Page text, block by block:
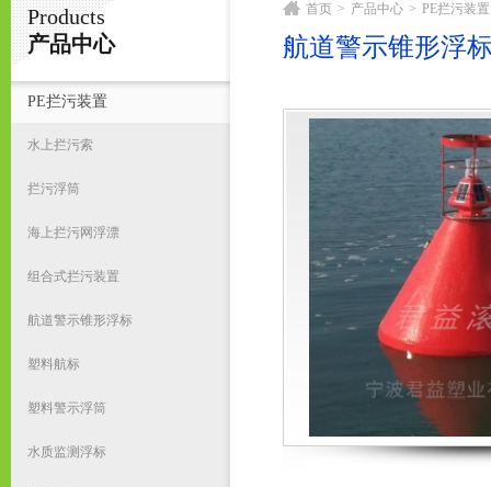
宁波君益塑业有限公司
Products
产品中心
PE拦污装置
水上拦污索
拦污浮筒
海上拦污网浮漂
组合式拦污装置
航道警示锥形浮标
塑料航标
塑料警示浮筒
水质监测浮标
首页 > 产品中心 > PE拦污装置
航道警示锥形浮